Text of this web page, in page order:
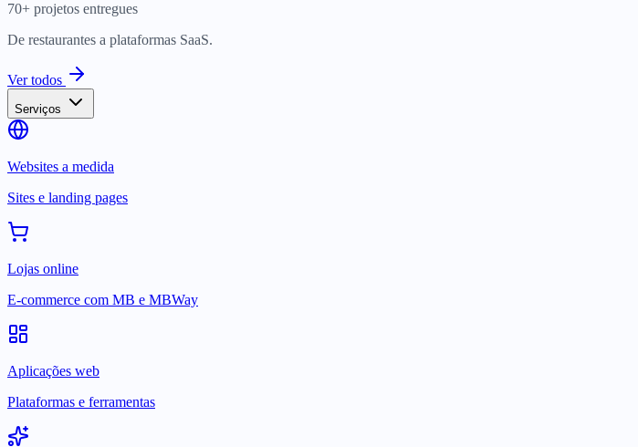
70+ projetos entregues
De restaurantes a plataformas SaaS.
Ver todos
Serviços
Websites a medida
Sites e landing pages
Lojas online
E-commerce com MB e MBWay
Aplicações web
Plataformas e ferramentas